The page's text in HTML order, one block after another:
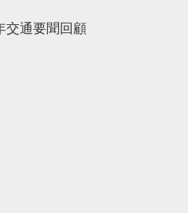
交通要聞回顧